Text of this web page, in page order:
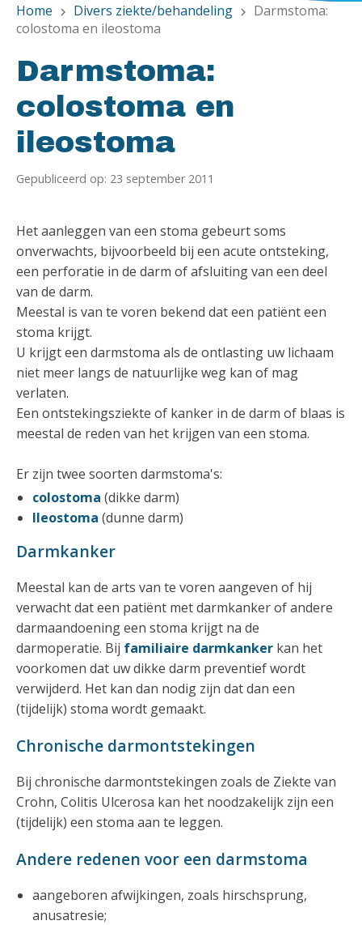
Home chevron_right Divers ziekte/behandeling chevron_right
Darmstoma:
colostoma en ileostoma
Darmstoma:
colostoma en
ileostoma
Gepubliceerd op: 23 september 2011
Het aanleggen van een stoma gebeurt soms
onverwachts, bijvoorbeeld bij een acute ontsteking,
een perforatie in de darm of afsluiting van een deel
van de darm.
Meestal is van te voren bekend dat een patiënt een
stoma krijgt.
U krijgt een darmstoma als de ontlasting uw lichaam
niet meer langs de natuurlijke weg kan of mag
verlaten.
Een ontstekingsziekte of kanker in de darm of blaas is
meestal de reden van het krijgen van een stoma.
Er zijn twee soorten darmstoma's:
colostoma (dikke darm)
Ileostoma (dunne darm)
Darmkanker
Meestal kan de arts van te voren aangeven of hij
verwacht dat een patiënt met darmkanker of andere
darmaandoening een stoma krijgt na de
darmoperatie. Bij familiaire darmkanker kan het
voorkomen dat uw dikke darm preventief wordt
verwijderd. Het kan dan nodig zijn dat dan een
(tijdelijk) stoma wordt gemaakt.
Chronische darmontstekingen
Bij chronische darmontstekingen zoals de Ziekte van
Crohn, Colitis Ulcerosa kan het noodzakelijk zijn een
(tijdelijk) een stoma aan te leggen.
Andere redenen voor een darmstoma
aangeboren afwijkingen, zoals hirschsprung,
anusatresie;